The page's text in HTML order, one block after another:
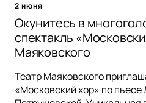
2 июня
Окунитесь в
спектакль
Маяковского
Театр Маяковского
«Московский хор» по